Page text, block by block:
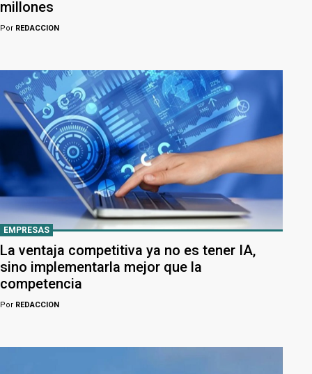
millones
Por REDACCION
EMPRESAS
La ventaja competitiva ya no es tener IA,
sino implementarla mejor que la
competencia
Por REDACCION